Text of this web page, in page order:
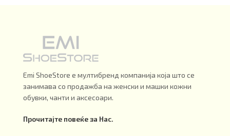
Emi ShoeStore е мултибренд компанија која што се
занимава со продажба на женски и машки кожни
обувки, чанти и аксесоари.
Прочитајте повеќе за Нас.